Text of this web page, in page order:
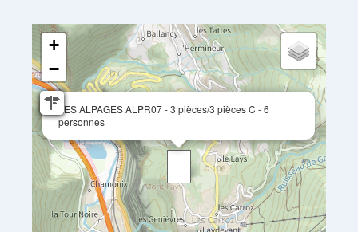
LES ALPAGES ALPR07 - 3 pièces/3 pièces C - 6
personnes
+
−